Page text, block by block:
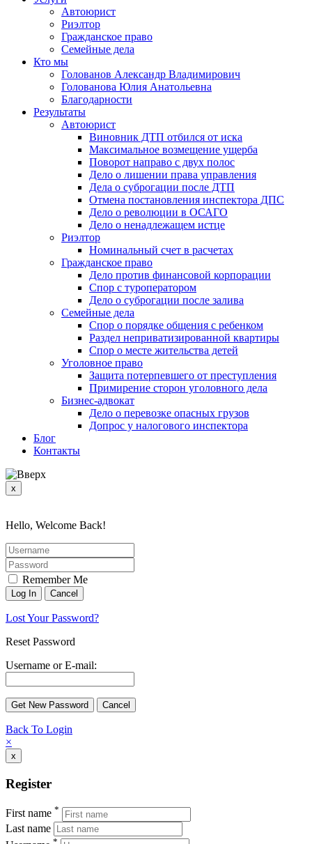
Автоюрист
Риэлтор
Гражданское право
Семейные дела
Кто мы
Голованов Александр Владимирович
Голованова Юлия Анатольевна
Благодарности
Результаты
Автоюрист
Виновник ДТП отбился от иска
Максимальное возмещение ущерба
Поворот направо с двух полос
Дело о лишении права управления
Дела о суброгации после ДТП
Отмена постановления инспектора ДПС
Дело о революции в ОСАГО
Дело о ненадлежащем истце
Риэлтор
Номинальный счет в расчетах
Гражданское право
Дело против финансовой корпорации
Спор с туроператором
Дело о суброгации после залива
Семейные дела
Спор о порядке общения с ребенком
Раздел неприватизированной квартиры
Спор о месте жительства детей
Уголовное право
Защита потерпевшего от преступления
Примирение сторон уголовного дела
Бизнес-адвокат
Дело о перевозке опасных грузов
Допрос у налогового инспектора
Блог
Контакты
x
Hello, Welcome Back!
Remember Me
Lost Your Password?
Reset Password
Username or E-mail:
Back To Login
×
x
Register
First name *
Last name
*